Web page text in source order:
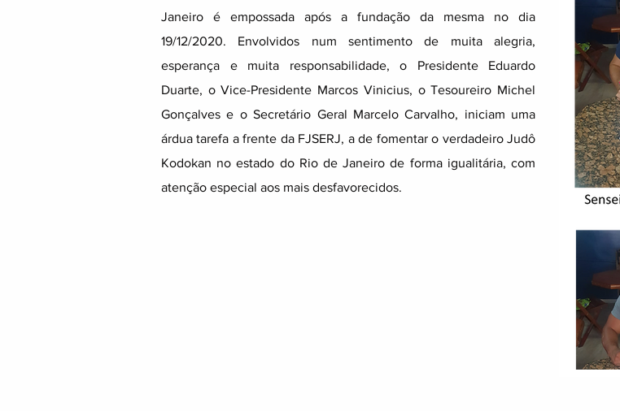
Janeiro é empossada após a fundação da mesma no dia
19/12/2020. Envolvidos num sentimento de muita alegria,
esperança e muita responsabilidade, o Presidente Eduardo
Duarte, o Vice-Presidente Marcos Vinicius, o Tesoureiro Michel
Gonçalves e o Secretário Geral Marcelo Carvalho, iniciam uma
árdua tarefa a frente da FJSERJ, a de fomentar o verdadeiro Judô
Kodokan no estado do Rio de Janeiro de forma igualitária, com
atenção especial aos mais desfavorecidos.